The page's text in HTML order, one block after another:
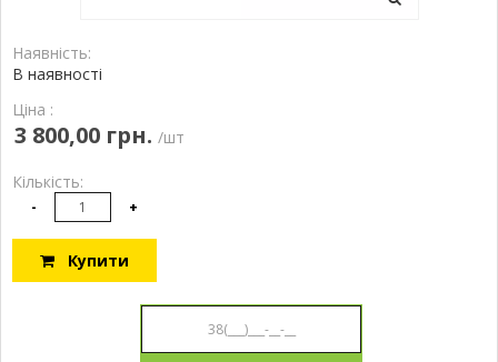
Наявність:
В наявності
Ціна :
3 800,00 грн. /шт
Кількість:
- +
Купити